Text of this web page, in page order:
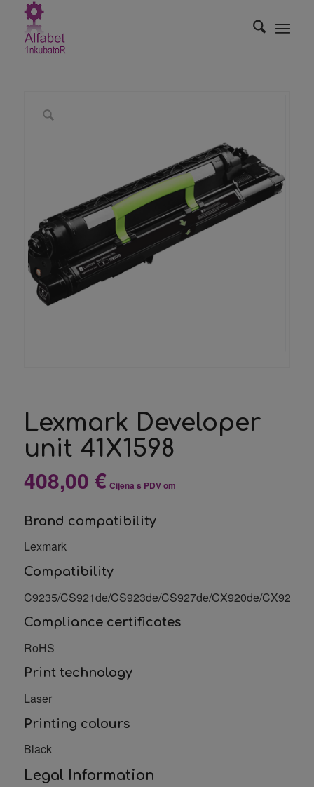
Lexmark Developer
unit 41X1598
408,00 € Cijena s PDV om
Brand compatibility
Lexmark
Compatibility
C9235/CS921de/CS923de/CS927de/CX920de/
Compliance certificates
RoHS
Print technology
Laser
Printing colours
Black
Legal Information